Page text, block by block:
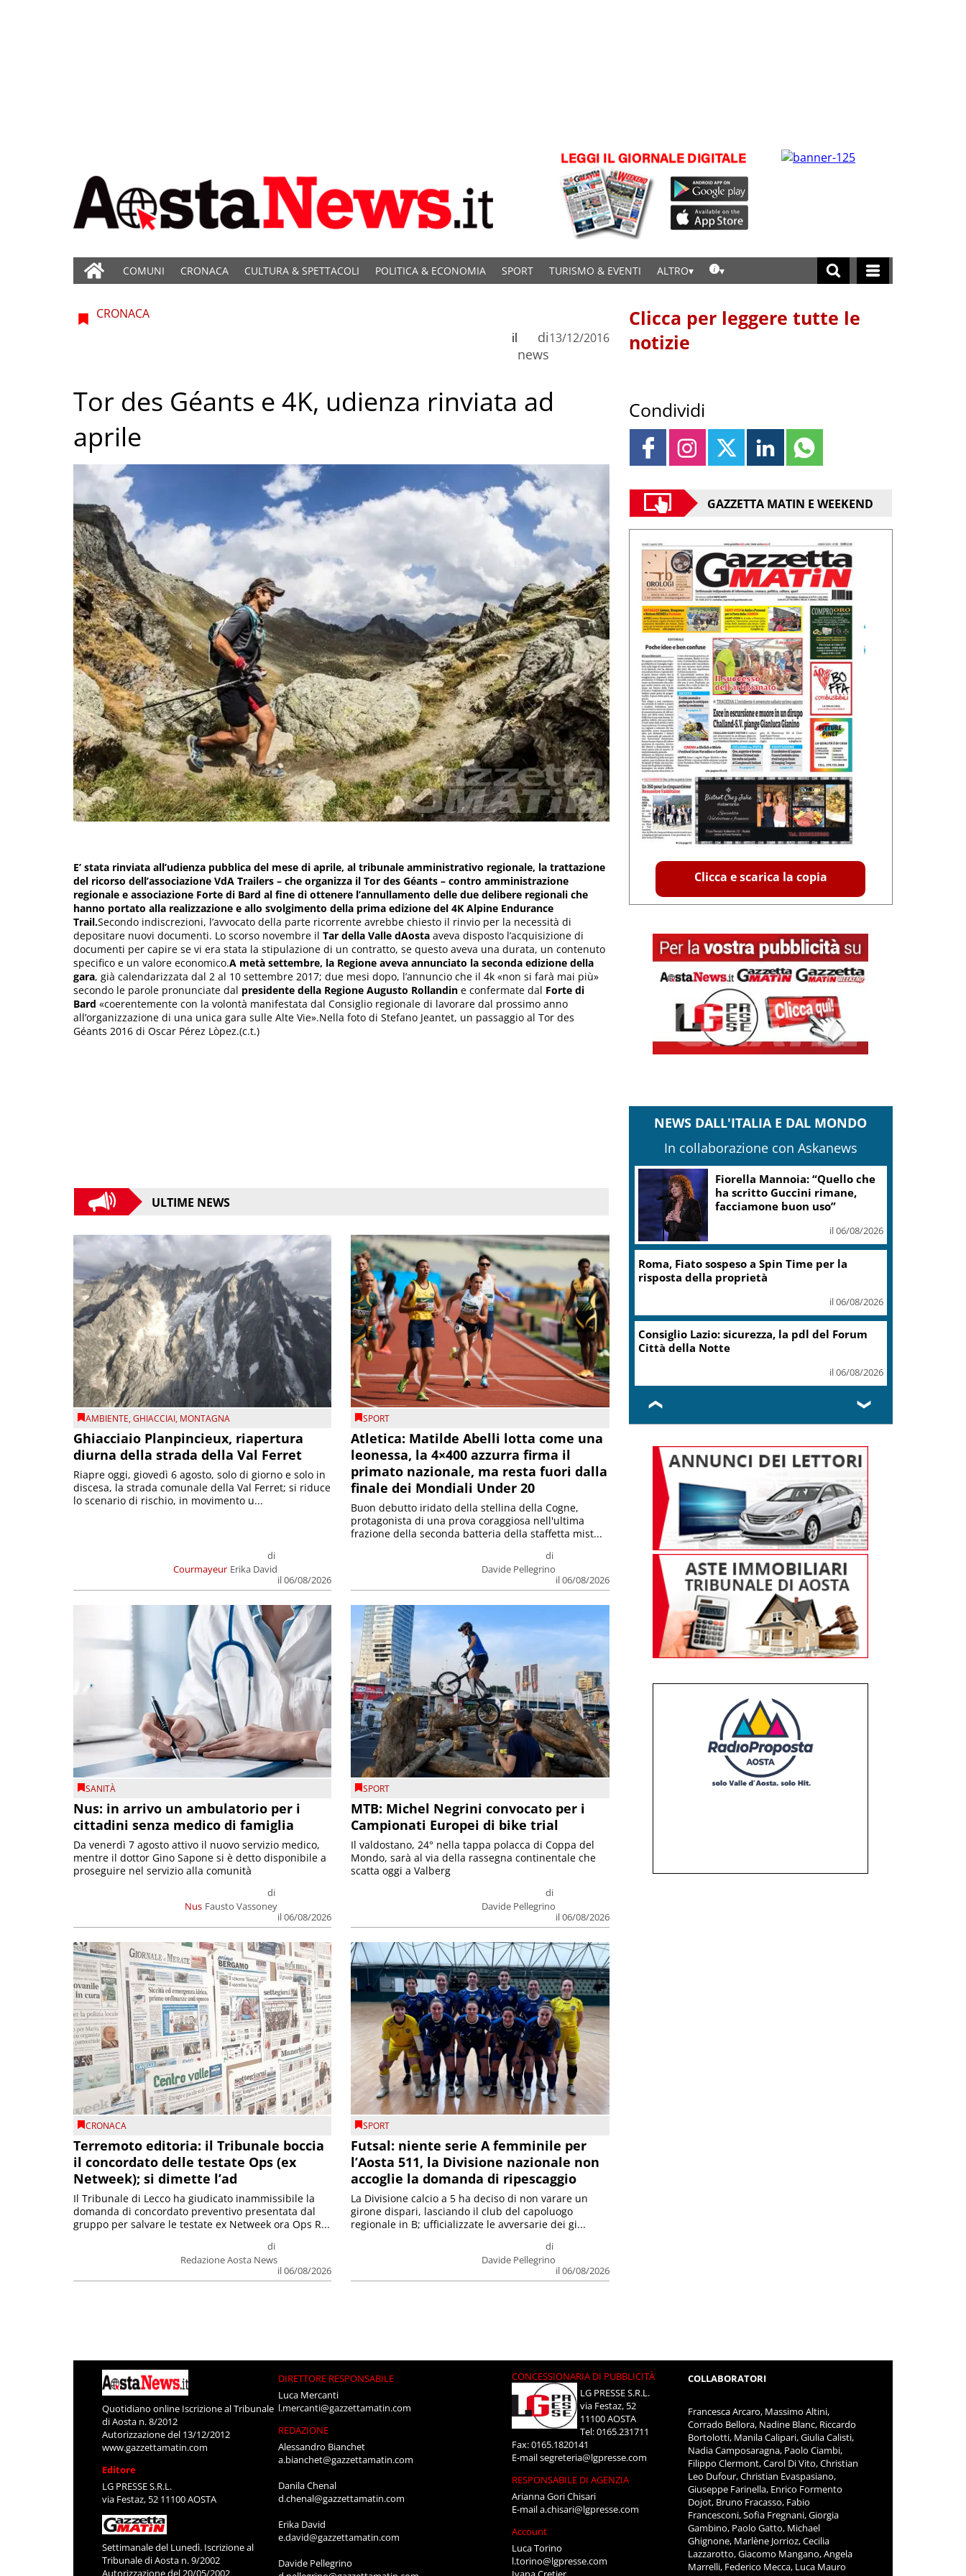
COMUNI CRONACA CULTURA & SPETTACOLI POLITICA & ECONOMIA SPORT TURISMO & EVENTI ALTRO
CRONACA
di
news
il 13/12/2016
Tor des Géants e 4K, udienza rinviata ad
aprile
E’ stata rinviata all’udienza pubblica del mese di aprile, al tribunale amministrativo regionale, la trattazione
del ricorso dell’associazione VdA Trailers – che organizza il Tor des Géants – contro amministrazione
regionale e associazione Forte di Bard al fine di ottenere l’annullamento delle due delibere regionali che
hanno portato alla realizzazione e allo svolgimento della prima edizione del 4K Alpine Endurance
Trail.Secondo indiscrezioni, l’avvocato della parte ricorrente avrebbe chiesto il rinvio per la necessità di
depositare nuovi documenti. Lo scorso novembre il Tar della Valle dAosta aveva disposto l’acquisizione di
documenti per capire se vi era stata la stipulazione di un contratto, se questo aveva una durata, un contenuto
specifico e un valore economico.A metà settembre, la Regione aveva annunciato la seconda edizione della
gara, già calendarizzata dal 2 al 10 settembre 2017; due mesi dopo, l’annuncio che il 4k «non si farà mai più»
secondo le parole pronunciate dal presidente della Regione Augusto Rollandin e confermate dal Forte di
Bard «coerentemente con la volontà manifestata dal Consiglio regionale di lavorare dal prossimo anno
all’organizzazione di una unica gara sulle Alte Vie».Nella foto di Stefano Jeantet, un passaggio al Tor des
Géants 2016 di Oscar Pérez Lòpez.(c.t.)
ULTIME NEWS
AMBIENTE,GHIACCIAI, MONTAGNA
Ghiacciaio Planpincieux, riapertura
diurna della strada della Val Ferret
Courmayeur
di
Erika David
il 06/08/2026
Riapre oggi, giovedì 6 agosto, solo di giorno e solo in
discesa, la strada comunale della Val Ferret; si riduce
lo scenario di rischio, in movimento u...
SPORT
Atletica: Matilde Abelli lotta come una
leonessa, la 4×400 azzurra firma il
primato nazionale, ma resta fuori dalla
finale dei Mondiali Under 20
di
Davide Pellegrino
il 06/08/2026
Buon debutto iridato della stellina della Cogne,
protagonista di una prova coraggiosa nell'ultima
frazione della seconda batteria della staffetta mist...
SANITÀ
Nus: in arrivo un ambulatorio per i
cittadini senza medico di famiglia
Nus
di
Fausto Vassoney
il 06/08/2026
Da venerdì 7 agosto attivo il nuovo servizio medico,
mentre il dottor Gino Sapone si è detto disponibile a
proseguire nel servizio alla comunità
SPORT
MTB: Michel Negrini convocato per i
Campionati Europei di bike trial
di
Davide Pellegrino
il 06/08/2026
Il valdostano, 24° nella tappa polacca di Coppa del
Mondo, sarà al via della rassegna continentale che
scatta oggi a Valberg
CRONACA
Terremoto editoria: il Tribunale boccia
il concordato delle testate Ops (ex
Netweek); si dimette l’ad
di
Redazione Aosta News
il 06/08/2026
Il Tribunale di Lecco ha giudicato inammissibile la
domanda di concordato preventivo presentata dal
gruppo per salvare le testate ex Netweek ora Ops R...
SPORT
Futsal: niente serie A femminile per
l’Aosta 511, la Divisione nazionale non
accoglie la domanda di ripescaggio
di
Davide Pellegrino
il 06/08/2026
La Divisione calcio a 5 ha deciso di non varare un
girone dispari, lasciando il club del capoluogo
regionale in B; ufficializzate le avversarie dei gi...
Clicca per leggere tutte le
notizie
Condividi
GAZZETTA MATIN E WEEKEND
Clicca e scarica la copia
NEWS DALL'ITALIA E DAL MONDO
In collaborazione con Askanews
Kiev, Zelensky: La Russia non
si ferma, userà missili balistici
Guccini, Zucchero: “Stai
soltanto dormendo in fondo al
mio cuore”
il 06/08/2026
Contratti, Aran e sindacati
firmano Ccnl Funzioni Centrali
il 06/08/2026
Quotidiano online Iscrizione al Tribunale
di Aosta n. 8/2012
Autorizzazione del 13/12/2012
www.gazzettamatin.com
Editore
LG PRESSE S.R.L.
via Festaz, 52 11100 AOSTA
Settimanale del Lunedì. Iscrizione al
Tribunale di Aosta n. 9/2002
Autorizzazione del 20/05/2002
DIRETTORE RESPONSABILE
Luca Mercanti
l.mercanti@gazzettamatin.com
REDAZIONE
Alessandro Bianchet
a.bianchet@gazzettamatin.com
Danila Chenal
d.chenal@gazzettamatin.com
Erika David
e.david@gazzettamatin.com
Davide Pellegrino
CONCESSIONARIA DI PUBBLICITÀ
LG PRESSE S.R.L.
via Festaz, 52
11100 AOSTA
Tel: 0165.231711
Fax: 0165.1820141
E-mailsegreteria@lgpresse.com
RESPONSABILE DI AGENZIA
Arianna Gori Chisari
E-maila.chisari@lgpresse.com
Account
Luca Torino
l.torino@lgpresse.com
COLLABORATORI
Francesca Arcaro, Massimo Altini,
Corrado Bellora, Nadine Blanc, Riccardo
Bortolotti, Manila Calipari, Giulia Calisti,
Nadia Camposaragna, Paolo Ciambi,
Filippo Clermont, Carol Di Vito, Christian
Leo Dufour, Christian Evaspasiano,
Giuseppe Farinella, Enrico Formento
Dojot, Bruno Fracasso, Fabio
Francesconi, Sofia Fregnani, Giorgia
Gambino, Paolo Gatto, Michael
Ghignone, Marlène Jorrioz, Cecilia
Lazzarotto, Giacomo Mangano, Angela
Marrelli, Federico Mecca, Luca Mauro